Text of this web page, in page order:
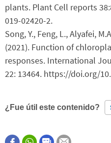
plants. Plant Cell reports
019-02420-2.
Song, Y., Feng, L., Alyafei,
(2021). Function of
responses. International
22: 13464. https://doi.org/
¿Fue útil este contenido?
Este contenido contiene